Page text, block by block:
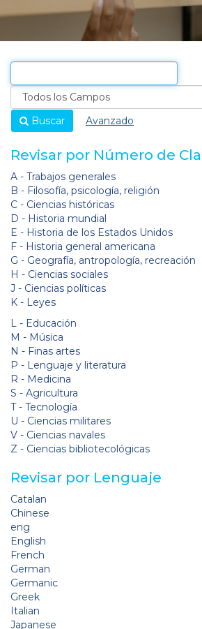
Buscar Avanzado
Revisar por Número de
A - Trabajos generales
B - Filosofía, psicología, religión
C - Ciencias históricas
D - Historia mundial
E - Historia de los Estados Unidos
F - Historia general americana
G - Geografía, antropología, recreación
H - Ciencias sociales
J - Ciencias políticas
K - Leyes
L - Educación
M - Música
N - Finas artes
P - Lenguaje y literatura
R - Medicina
S - Agricultura
T - Tecnología
U - Ciencias militares
V - Ciencias navales
Z - Ciencias bibliotecológicas
Revisar por Lenguaje
Catalan
Chinese
eng
English
French
German
Germanic
Greek
Italian
Japanese